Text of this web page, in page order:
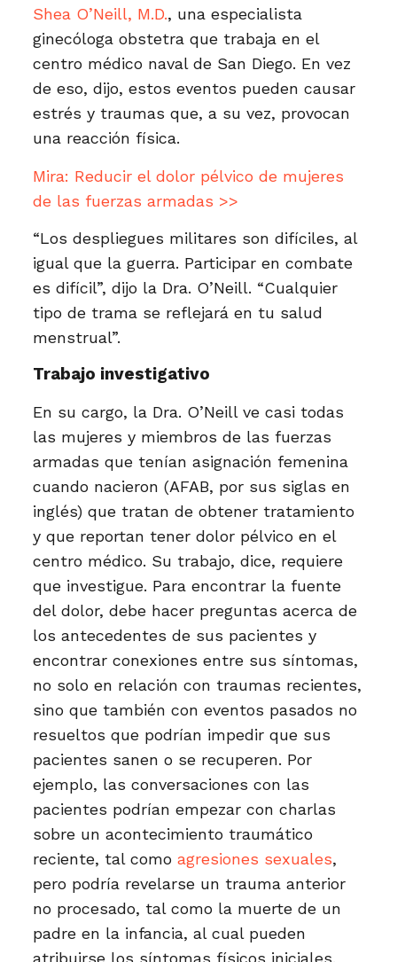
Shea O’Neill, M.D., una especialista
ginecóloga obstetra que trabaja en el
centro médico naval de San Diego. En vez
de eso, dijo, estos eventos pueden causar
estrés y traumas que, a su vez, provocan
una reacción física.
Mira: Reducir el dolor pélvico de mujeres
de las fuerzas armadas >>
“Los despliegues militares son difíciles, al
igual que la guerra. Participar en combate
es difícil”, dijo la Dra. O’Neill. “Cualquier
tipo de trama se reflejará en tu salud
menstrual”.
Trabajo investigativo
En su cargo, la Dra. O’Neill ve casi todas
las mujeres y miembros de las fuerzas
armadas que tenían asignación femenina
cuando nacieron (AFAB, por sus siglas en
inglés) que tratan de obtener tratamiento
y que reportan tener dolor pélvico en el
centro médico. Su trabajo, dice, requiere
que investigue. Para encontrar la fuente
del dolor, debe hacer preguntas acerca de
los antecedentes de sus pacientes y
encontrar conexiones entre sus síntomas,
no solo en relación con traumas recientes,
sino que también con eventos pasados no
resueltos que podrían impedir que sus
pacientes sanen o se recuperen. Por
ejemplo, las conversaciones con las
pacientes podrían empezar con charlas
sobre un acontecimiento traumático
reciente, tal como agresiones sexuales,
pero podría revelarse un trauma anterior
no procesado, tal como la muerte de un
padre en la infancia, al cual pueden